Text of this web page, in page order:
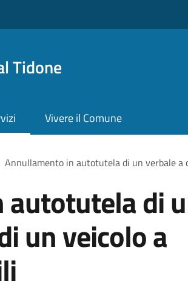
Tidone
Vivere il Comune
Annullamento in autotutela di un verbale a
di
un veicolo a